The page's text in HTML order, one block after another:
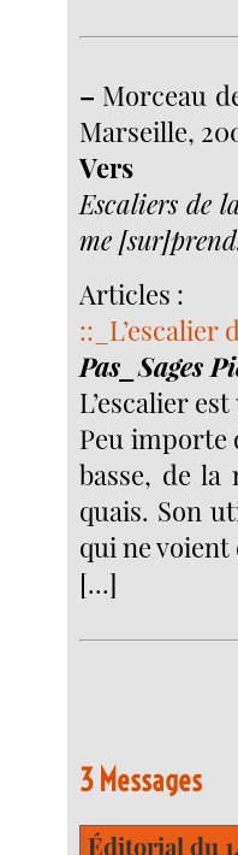
– Morceau
Marseille,
Vers
Escaliers de
me
Articles :
::_L’escalier
Pas_Sages
L’escalier
Peu importe
basse, de
quais. Son
qui ne voient
[...]
3 Messages
Éditorial du